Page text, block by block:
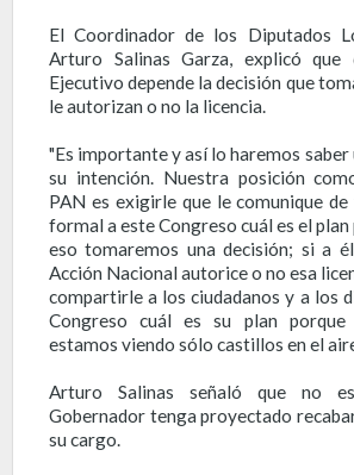
El Coordinador de los Diputados
Arturo Salinas Garza, explicó que
Ejecutivo depende la decisión que
le autorizan o no la licencia.
"Es importante y así lo haremos saber
su intención. Nuestra posición
PAN es exigirle que le comunique
formal a este Congreso cuál es el plan
eso tomaremos una decisión; si a
Acción Nacional autorice o no esa
compartirle a los ciudadanos y a los
Congreso cuál es su plan
estamos viendo sólo castillos en el
Arturo Salinas señaló que no
Gobernador tenga proyectado
su cargo.